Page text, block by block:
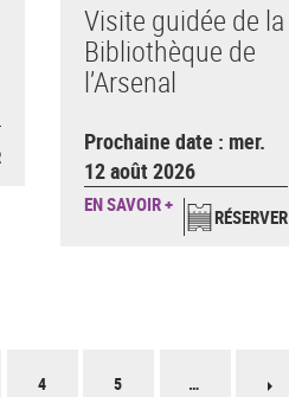
Visite guidée de la
Bibliothèque de
l’Arsenal
Prochaine date : mer.
12 août 2026
EN SAVOIR +
RÉSERVER
4 5 …